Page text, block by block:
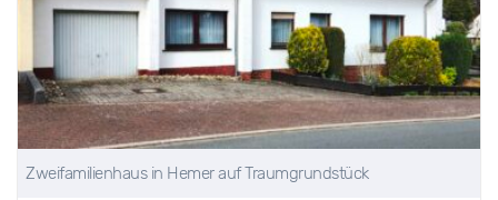
Zweifamilienhaus in Hemer auf Traumgrundstück